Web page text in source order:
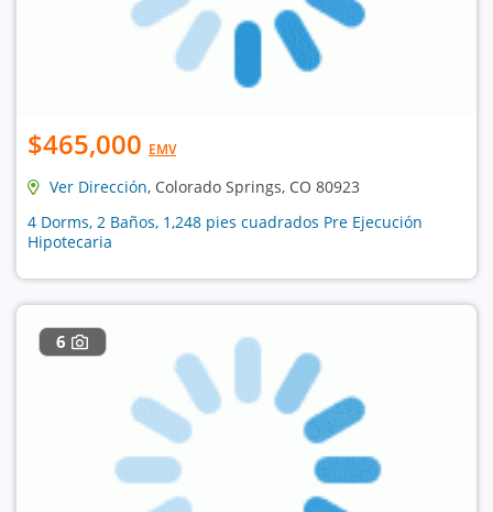
$465,000 EMV
Ver Dirección, Colorado Springs, CO 80923
4 Dorms, 2 Baños, 1,248 pies cuadrados Pre Ejecución
Hipotecaria
6